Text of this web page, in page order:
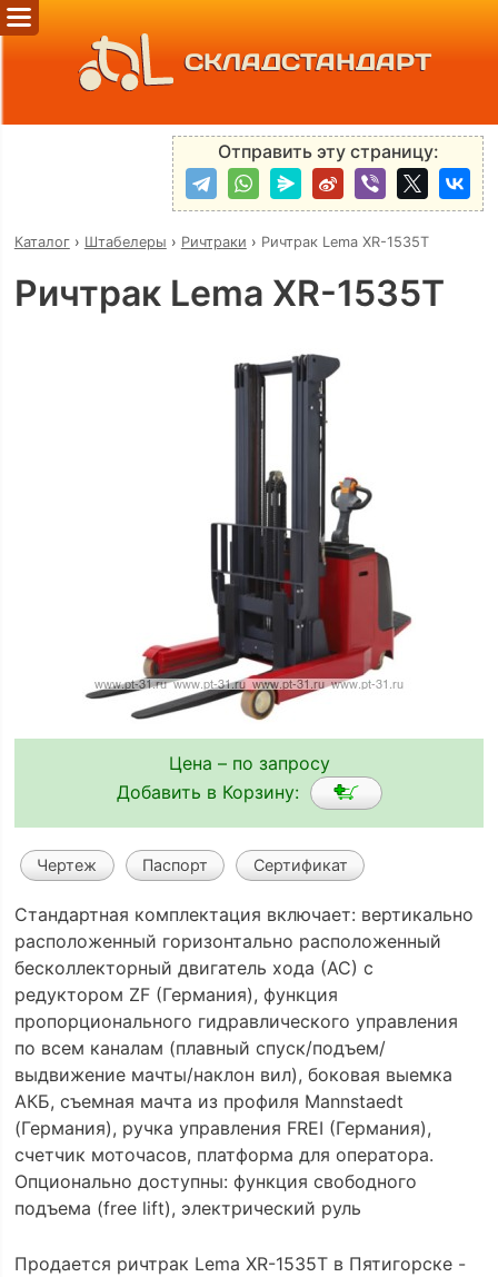
СКЛАДСТАНДАРТ
Отправить эту страницу:
Каталог› Штабелеры › Ричтраки › Ричтрак Lema XR-1535T
Ричтрак Lema XR-1535T
Цена – по запросу
Добавить в Корзину:
Чертеж Паспорт Сертификат
Стандартная комплектация включает: вертикально
расположенный горизонтально расположенный
бесколлекторный двигатель хода (АС) с
редуктором ZF (Германия), функция
пропорционального гидравлического управления
по всем каналам (плавный спуск/подъем/
выдвижение мачты/наклон вил), боковая выемка
АКБ, съемная мачта из профиля Mannstaedt
(Германия), ручка управления FREI (Германия),
счетчик моточасов, платформа для оператора.
Опционально доступны: функция свободного
подъема (free lift), электрический руль
Продается ричтрак Lema XR-1535T в Пятигорске -